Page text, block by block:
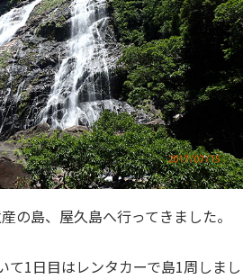
の島、屋久島へ行ってきました。
て1日目はレンタカーで島1周しまし